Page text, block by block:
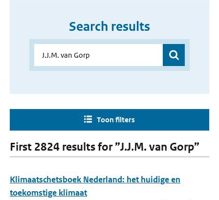
Search results
Toon filters
First 2824 results for ”J.J.M. van Gorp”
Klimaatschetsboek Nederland: het huidige en
toekomstige klimaat